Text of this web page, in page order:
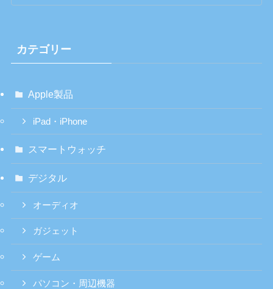
カテゴリー
Apple製品
iPad・iPhone
スマートウォッチ
デジタル
オーディオ
ガジェット
ゲーム
パソコン・周辺機器